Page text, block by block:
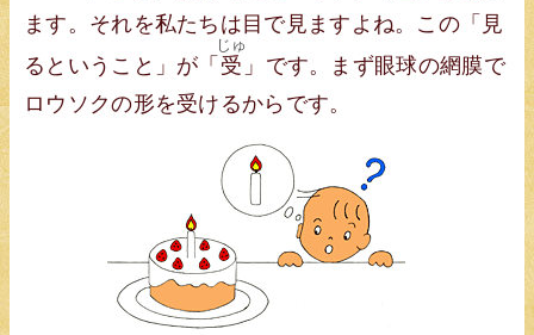
ます。それを私たちは目で見ますよね。この「見
るということ」が「 受
じゅ
」です。まず眼球の網膜で
ロウソクの形を受けるからです。